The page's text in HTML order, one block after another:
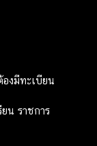
องมีทะเบียน
ยน ราชการ